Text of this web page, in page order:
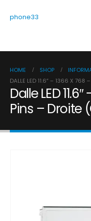
phone33
HOME SHOP
DALLE LED 11.6″ – 1366 X 768
Dalle LED
Pins – Droite